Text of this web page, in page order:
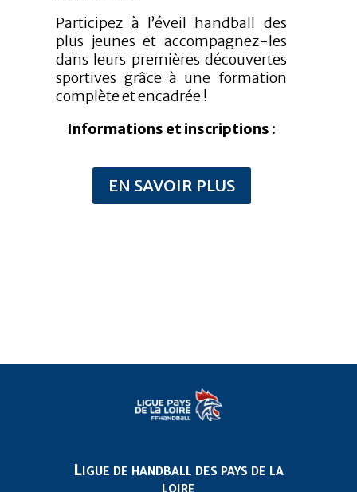
Participez à l’éveil handball des
plus jeunes et accompagnez-les
dans leurs premières découvertes
sportives grâce à une formation
complète et encadrée !
Informations et inscriptions :
EN SAVOIR PLUS
Ligue de handball des pays de la
loire